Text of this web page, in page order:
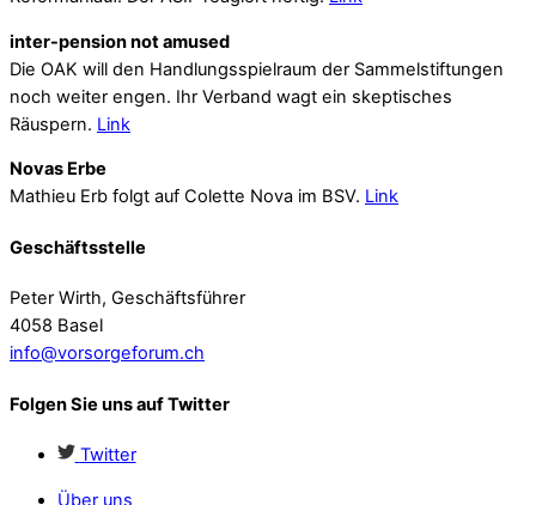
inter-pension not amused
Die OAK will den Handlungsspielraum der Sammelstiftungen
noch weiter engen. Ihr Verband wagt ein skeptisches
Räuspern. Link
Novas Erbe
Mathieu Erb folgt auf Colette Nova im BSV. Link
Geschäftsstelle
Peter Wirth, Geschäftsführer
4058 Basel
info@vorsorgeforum.ch
Folgen Sie uns auf Twitter
Twitter
Über uns